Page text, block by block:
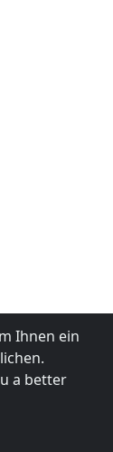
Ihnen ein
a better